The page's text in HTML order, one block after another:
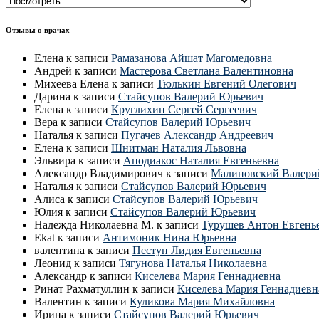
СПб
Отзывы о врачах
Елена к записи Рамазанова Айшат Магомедовна
Андрей к записи Мастерова Светлана Валентиновна
Михеева Елена к записи Тюлькин Евгений Олегович
Дарина к записи Стайсупов Валерий Юрьевич
Елена к записи Круглихин Сергей Сергеевич
Вера к записи Стайсупов Валерий Юрьевич
Наталья к записи Пугачев Александр Андреевич
Елена к записи Шнитман Наталия Львовна
Эльвира к записи Аподиакос Наталия Евгеньевна
Александр Владимирович к записи Малиновский
Наталья к записи Стайсупов Валерий Юрьевич
Алиса к записи Стайсупов Валерий Юрьевич
Юлия к записи Стайсупов Валерий Юрьевич
Надежда Николаевна М. к записи Турушев Антон
Ekat к записи Антимоник Нина Юрьевна
валентина к записи Пестун Лидия Евгеньевна
Леонид к записи Тягунова Наталья Николаевна
Александр к записи Киселева Мария Геннадиевна
Ринат Рахматуллин к записи Киселева Мария
Валентин к записи Куликова Мария Михайловна
Ирина к записи Стайсупов Валерий Юрьевич